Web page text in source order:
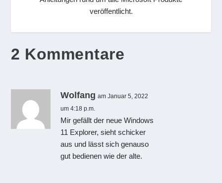
veröffentlicht.
2 Kommentare
Wolfang am Januar 5, 2022
um 4:18 p.m.
Mir gefällt der neue Windows
11 Explorer, sieht schicker
aus und lässt sich genauso
gut bedienen wie der alte.